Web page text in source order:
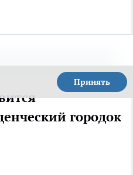
Принять
городок